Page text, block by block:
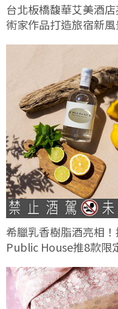
台北板橋馥華艾美酒
術家作品打造旅宿新風
希臘乳香樹脂酒亮相
Public House推8款限